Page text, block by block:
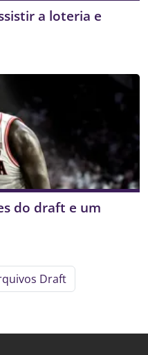
a loteria e
do draft e um
Draft